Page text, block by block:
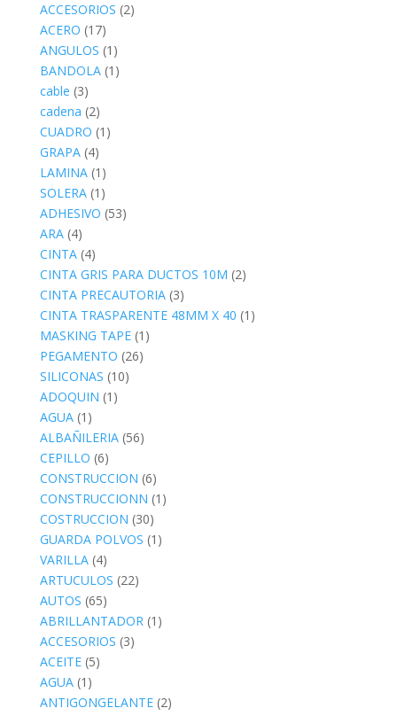
ACCESORIOS (2)
ACERO (17)
ANGULOS (1)
BANDOLA (1)
cable (3)
cadena (2)
CUADRO (1)
GRAPA (4)
LAMINA (1)
SOLERA (1)
ADHESIVO (53)
ARA (4)
CINTA (4)
CINTA GRIS PARA DUCTOS 10M (2)
CINTA PRECAUTORIA (3)
CINTA TRASPARENTE 48MM X 40 (1)
MASKING TAPE (1)
PEGAMENTO (26)
SILICONAS (10)
ADOQUIN (1)
AGUA (1)
ALBAÑILERIA (56)
CEPILLO (6)
CONSTRUCCION (6)
CONSTRUCCIONN (1)
COSTRUCCION (30)
GUARDA POLVOS (1)
VARILLA (4)
ARTUCULOS (22)
AUTOS (65)
ABRILLANTADOR (1)
ACCESORIOS (3)
ACEITE (5)
AGUA (1)
ANTIGONGELANTE (2)